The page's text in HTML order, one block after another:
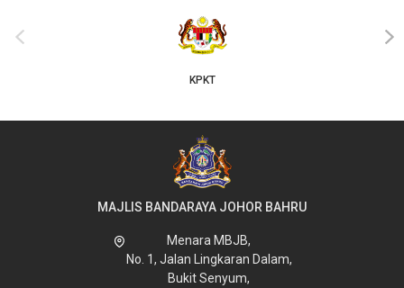
KPKT
‹ ›
MAJLIS BANDARAYA JOHOR BAHRU
Menara MBJB,
No. 1, Jalan Lingkaran Dalam,
Bukit Senyum,